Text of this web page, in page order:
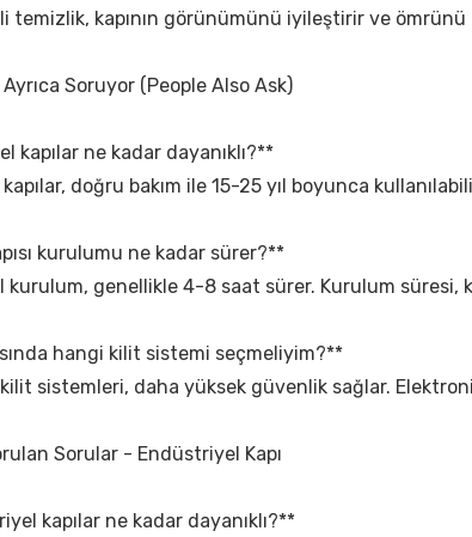
temizlik, kapının görünümünü iyileştirir ve ömrünü
Soruyor (People Also Ask)
kapılar ne kadar dayanıklı?**
doğru bakım ile 15-25 yıl boyunca
kurulumu ne kadar sürer?**
kurulum, genellikle 4-8 saat sürer. Kurulum süresi,
hangi kilit sistemi seçmeliyim?**
kilit sistemleri, daha yüksek güvenlik sağlar.
Sorular - Endüstriyel Kapı
kapılar ne kadar dayanıklı?**